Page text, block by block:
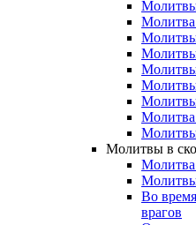
Молитвы
Молитва
Молитвы
Молитвы
Молитвы
Молитва
Молитвы в
Молитва
Во
врагов